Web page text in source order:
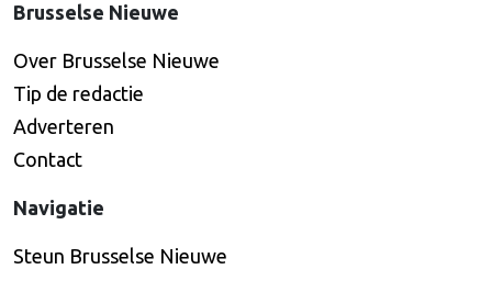
Brusselse Nieuwe
Over Brusselse Nieuwe
Tip de redactie
Adverteren
Contact
Navigatie
Steun Brusselse Nieuwe